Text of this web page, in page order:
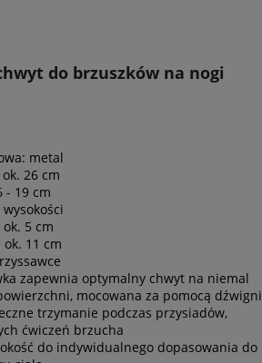
do brzuszków na nogi
metal
26 cm
- 19 cm
5 cm
ok. 11 cm
zapewnia optymalny chwyt na niemal
mocowana za pomocą dźwigni
trzymanie podczas przysiadów,
ćwiczeń brzucha
do indywidualnego dopasowania do